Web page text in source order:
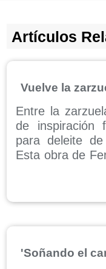
Artículos
Entre la
de inspiración
para deleite
Esta obra de
Fernán Gómez
como parte